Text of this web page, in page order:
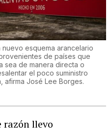
esquema arancelario
de países que
sea de manera directa o
el poco suministro
afirma José Lee Borges.
razón llevo